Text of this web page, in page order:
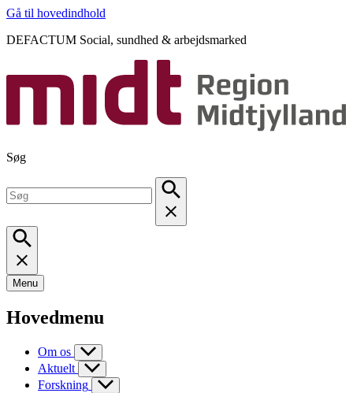
Gå til hovedindhold
DEFACTUM Social, sundhed & arbejdsmarked
Søg
Menu
Hovedmenu
Om os
Aktuelt
Forskning